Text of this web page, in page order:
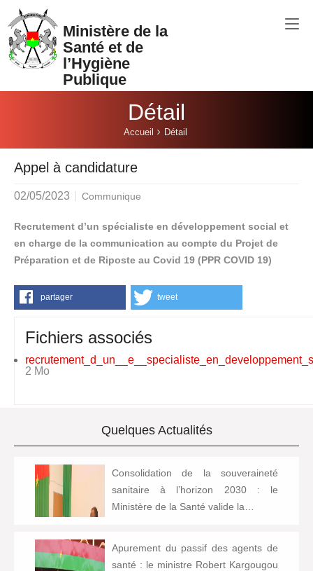
Aller au contenu principal
Ministère de la
Santé et de
l’Hygiène
Publique
Détail
Accueil Détail
Appel à candidature
02/05/2023 Communique
Recrutement d’un spécialiste en développement social et
en charge de la communication au compte du Projet de
Préparation et de Riposte au Covid 19 (PPR COVID 19)
partager tweet
Fichiers associés
2 Mo
Quelques Actualités
Consolidation de la souveraineté
sanitaire à l’horizon 2030 : le
Ministère de la Santé valide la…
Apurement du passif des agents de
santé : le ministre Robert Kargougou